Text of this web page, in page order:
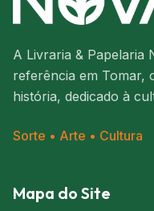
A Livraria & Papelaria
referência em Tomar,
história, dedicado à
Sorte • Arte • Cultura
Mapa do Site